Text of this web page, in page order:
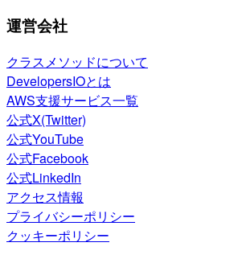
運営会社
クラスメソッドについて
DevelopersIOとは
AWS支援サービス一覧
公式X(Twitter)
公式YouTube
公式Facebook
公式LinkedIn
アクセス情報
プライバシーポリシー
クッキーポリシー